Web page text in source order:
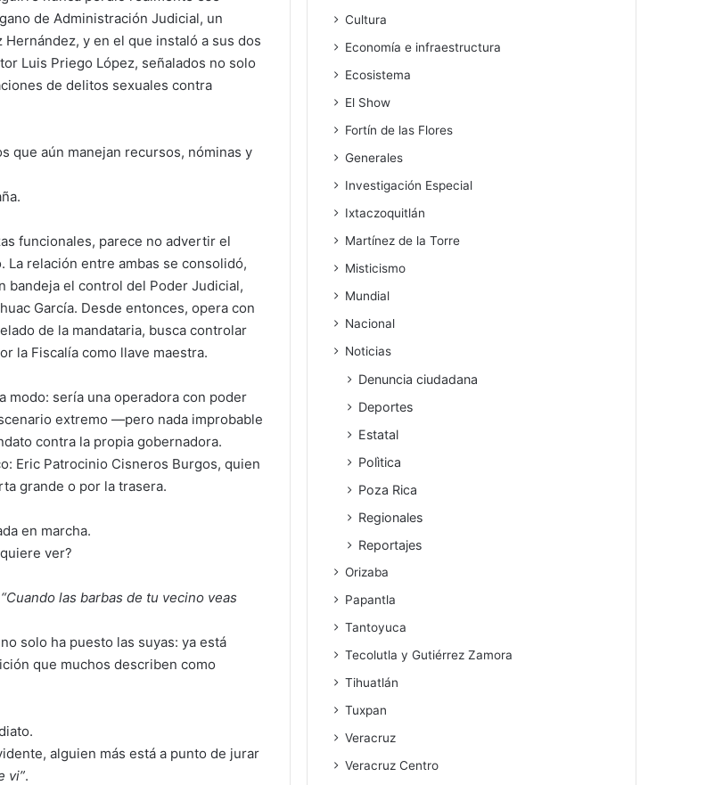
de Administración Judicial, un
y en el que instaló a sus dos
Luis Priego López, señalados no solo
de delitos sexuales contra
que aún manejan recursos, nóminas y
funcionales, parece no advertir el
La relación entre ambas se consolidó,
bandeja el control del Poder Judicial,
García. Desde entonces, opera con
de la mandataria, busca controlar
la Fiscalía como llave maestra.
modo: sería una operadora con poder
extremo —pero nada improbable
contra la propia gobernadora.
Eric Patrocinio Cisneros Burgos, quien
grande o por la trasera.
en marcha.
ver?
“Cuando las barbas de tu vecino veas
solo ha puesto las suyas: ya está
que muchos describen como
alguien más está a punto de jurar
vi”.
Cultura
Economía e infraestructura
Ecosistema
El Show
Fortín de las Flores
Generales
Investigación Especial
Ixtaczoquitlán
Martínez de la Torre
Misticismo
Mundial
Nacional
Noticias
Denuncia ciudadana
Deportes
Estatal
Polìtica
Poza Rica
Regionales
Reportajes
Orizaba
Papantla
Tantoyuca
Tecolutla y Gutiérrez Zamora
Tihuatlán
Tuxpan
Veracruz
Veracruz Centro